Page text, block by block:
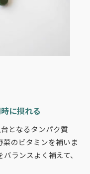
に摂れる
となるタンパク質
菜のビタミンを補いま
ランスよく補えて、